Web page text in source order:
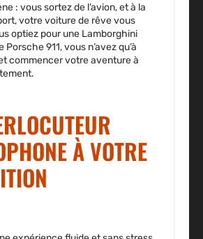
: vous sortez de l’avion, et à la
votre voiture de rêve vous
optiez pour une Lamborghini
911, vous n’avez qu’à
commencer votre aventure à
À VOTRE